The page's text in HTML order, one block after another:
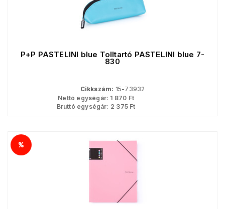
P+P PASTELINI blue Tolltartó PASTELINI blue 7-
830
Cikkszám: 15-73932
Nettó egységár: 1 870 Ft
Bruttó egységár: 2 375Ft